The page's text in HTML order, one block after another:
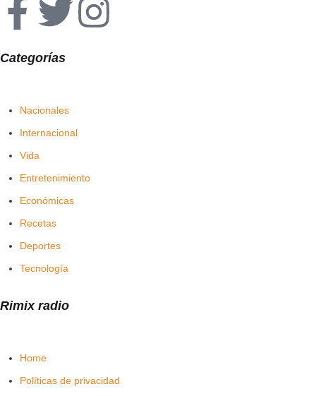
Rimix radio
Home
Políticas de privacidad
Categorías
Nacionales
Internacional
Vida
Entretenimiento
Económicas
Recetas
Deportes
Tecnología